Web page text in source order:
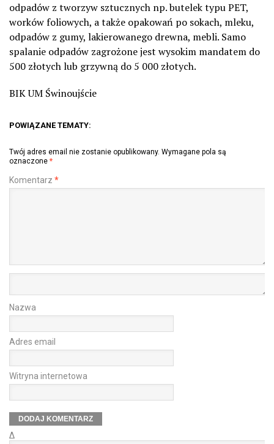
odpadów z tworzyw sztucznych np. butelek typu PET,
worków foliowych, a także opakowań po sokach, mleku,
odpadów z gumy, lakierowanego drewna, mebli. Samo
spalanie odpadów zagrożone jest wysokim mandatem do
500 złotych lub grzywną do 5 000 złotych.
BIK UM Świnoujście
POWIĄZANE TEMATY:
Twój adres email nie zostanie opublikowany. Wymagane pola są
oznaczone *
Komentarz *
Nazwa
Adres email
Witryna internetowa
Δ